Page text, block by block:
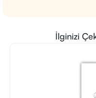
İlginizi